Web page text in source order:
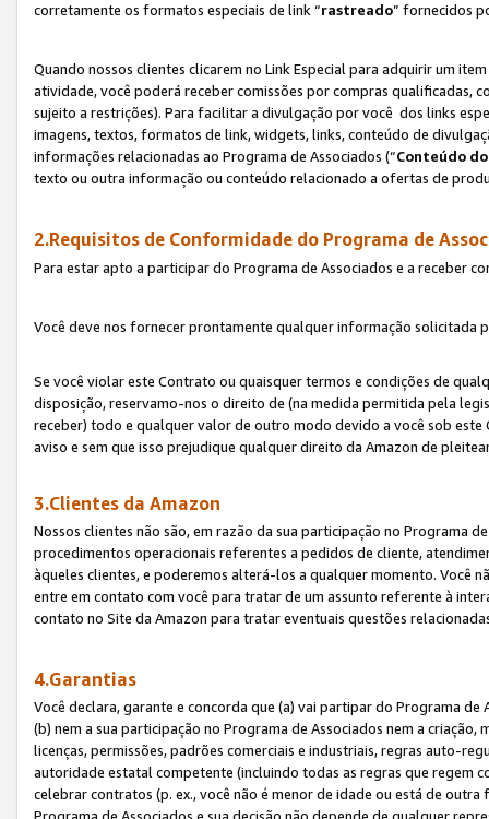
corretamente os formatos especiais de link “rastreado” fornecidos
Quando nossos clientes clicarem no Link Especial para adquirir um
atividade, você poderá receber comissões por compras qualificadas,
sujeito a restrições). Para facilitar a divulgação por você dos links
imagens, textos, formatos de link, widgets, links, conteúdo de
informações relacionadas ao Programa de Associados (“Conteúdo
texto ou outra informação ou conteúdo relacionado a ofertas de
2.Requisitos de Conformidade do Programa de
Para estar apto a participar do Programa de Associados e a receber
Você deve nos fornecer prontamente qualquer informação solicitada
Se você violar este Contrato ou quaisquer termos e condições de
disposição, reservamo-nos o direito de (na medida permitida pela
receber) todo e qualquer valor de outro modo devido a você sob
aviso e sem que isso prejudique qualquer direito da Amazon de
3.Clientes da Amazon
Nossos clientes não são, em razão da sua participação no Programa
procedimentos operacionais referentes a pedidos de cliente,
àqueles clientes, e poderemos alterá-los a qualquer momento. Você
entre em contato com você para tratar de um assunto referente à
contato no Site da Amazon para tratar eventuais questões
4.Garantias
Você declara, garante e concorda que (a) vai partipar do Programa
(b) nem a sua participação no Programa de Associados nem a
licenças, permissões, padrões comerciais e industriais, regras auto-
autoridade estatal competente (incluindo todas as regras que regem
celebrar contratos (p. ex., você não é menor de idade ou está de